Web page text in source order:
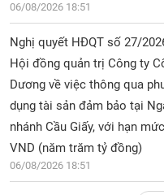
06/08/2026 18:51
Nghị quyết HĐQT số 27/
Hội đồng quản trị Công ty
Dương về việc thông qua
dụng tài sản đảm bảo tại
nhánh Cầu Giấy, với hạn
VND (năm trăm tỷ đồng)
06/08/2026 18:51